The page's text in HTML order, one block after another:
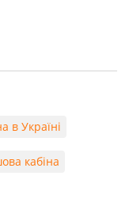
в Україні
кабіна